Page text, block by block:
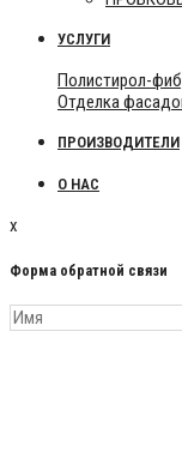
УСЛУГИ
Полистирол-
Отделка
ПРОИЗВОДИТЕЛИ
О НАС
x
Форма обратной связи